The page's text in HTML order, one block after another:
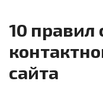
10 правил
сайта